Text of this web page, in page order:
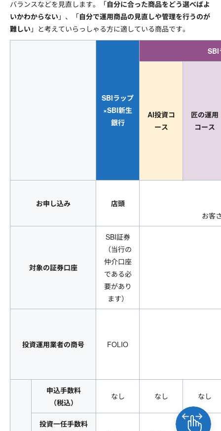
バランスなどを見直します。「自分に合った商品をどう選べばよ
いかわからない 」、「自分で運用商品の見直しや管理を行うのが
難しい 」と考えていらっしゃる方に適している商品です。
SBIラップ
×SBI新生
銀行
SBI
AI投資コ
ース
匠の運用
コース
お申し込み
店頭
お客
対象の証券口座
SBI証券
（当行の
仲介口座
である必
要があり
ます）
投資運用業者の商号 FOLIO
申込手数料
（税込）
なし なし なし
投資一任手数料